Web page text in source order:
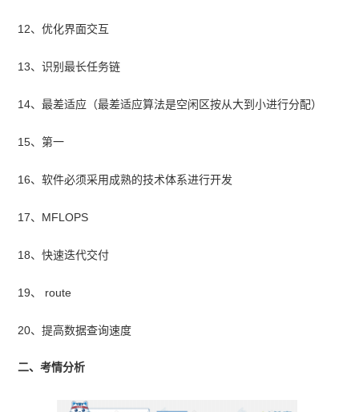
12、优化界面交互
13、识别最长任务链
14、最差适应（最差适应算法是空闲区按从大到小进行分配）
15、第一
16、软件必须采用成熟的技术体系进行开发
17、MFLOPS
18、快速迭代交付
19、 route
20、提高数据查询速度
二、考情分析